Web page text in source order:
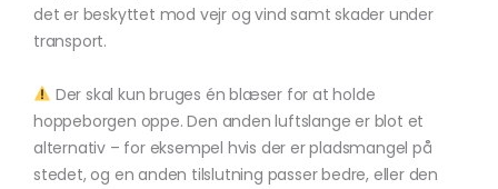
det er beskyttet mod vejr og vind samt skader under
transport.
Der skal kun bruges én blæser for at holde
hoppeborgen oppe. Den anden luftslange er blot et
alternativ – for eksempel hvis der er pladsmangel på
stedet, og en anden tilslutning passer bedre, eller den